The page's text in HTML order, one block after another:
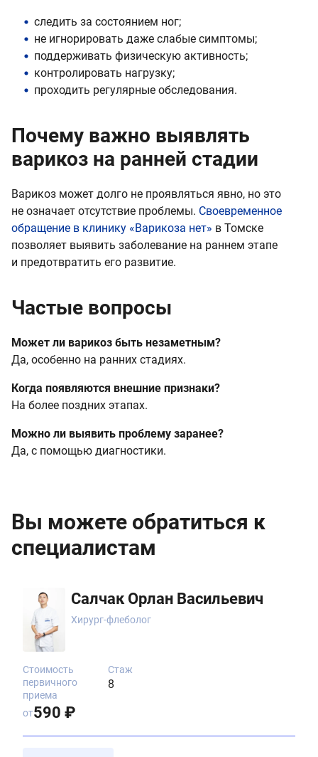
следить за состоянием ног;
не игнорировать даже слабые симптомы;
поддерживать физическую активность;
контролировать нагрузку;
проходить регулярные обследования.
Почему важно выявлять
варикоз на ранней стадии
Варикоз может долго не проявляться явно, но это
не означает отсутствие проблемы. Своевременное
обращение в клинику «Варикоза нет» в Томске
позволяет выявить заболевание на раннем этапе
и предотвратить его развитие.
Частые вопросы
Может ли варикоз быть незаметным?
Да, особенно на ранних стадиях.
Когда появляются внешние признаки?
На более поздних этапах.
Можно ли выявить проблему заранее?
Да, с помощью диагностики.
Вы можете обратиться к
специалистам
Салчак Орлан Васильевич
Хирург-флеболог
Стаж
8
Стоимость
первичного
приема
от590 ₽